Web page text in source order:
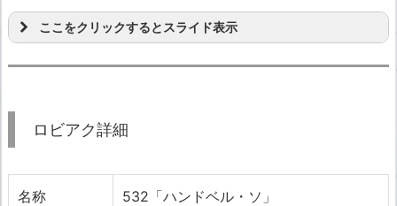
ここをクリックするとスライド表示
ロビアク詳細
名称 532「ハンドベル・ソ」